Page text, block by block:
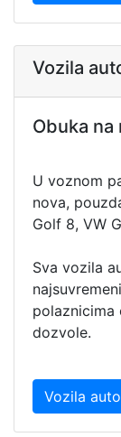
Vozila
Obuka
U voznom
nova,
Golf 8, VW
Sva vozila
polaznicima
dozvole.
Vozila